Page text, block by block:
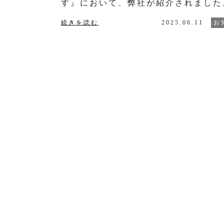
す』において、弊社が紹介されました
続きを読む 2025.06.11 お